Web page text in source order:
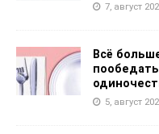
7, август
Всё
5, август